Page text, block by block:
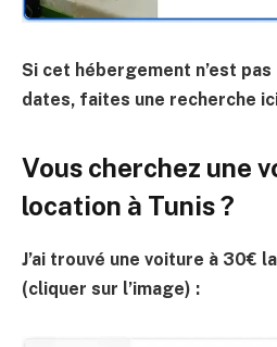
Si cet hébergement n’est
dates, faites une recherche
Vous cherchez une
location à Tunis ?
J’ai trouvé une voiture à 30€
(cliquer sur l’image) :